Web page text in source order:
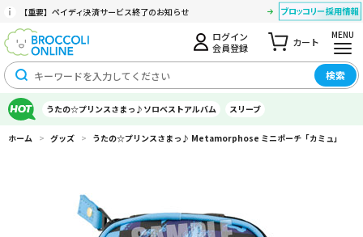
【重要】ペイディ決済サービス終了のお知らせ
ログイン
会員登録
カート
MENU
検索
うたの☆プリンスさまっ♪ソロベストアルバム スリーブ
ホーム > グッズ > うたの☆プリンスさまっ♪ Metamorphose ミニポーチ「カミュ」